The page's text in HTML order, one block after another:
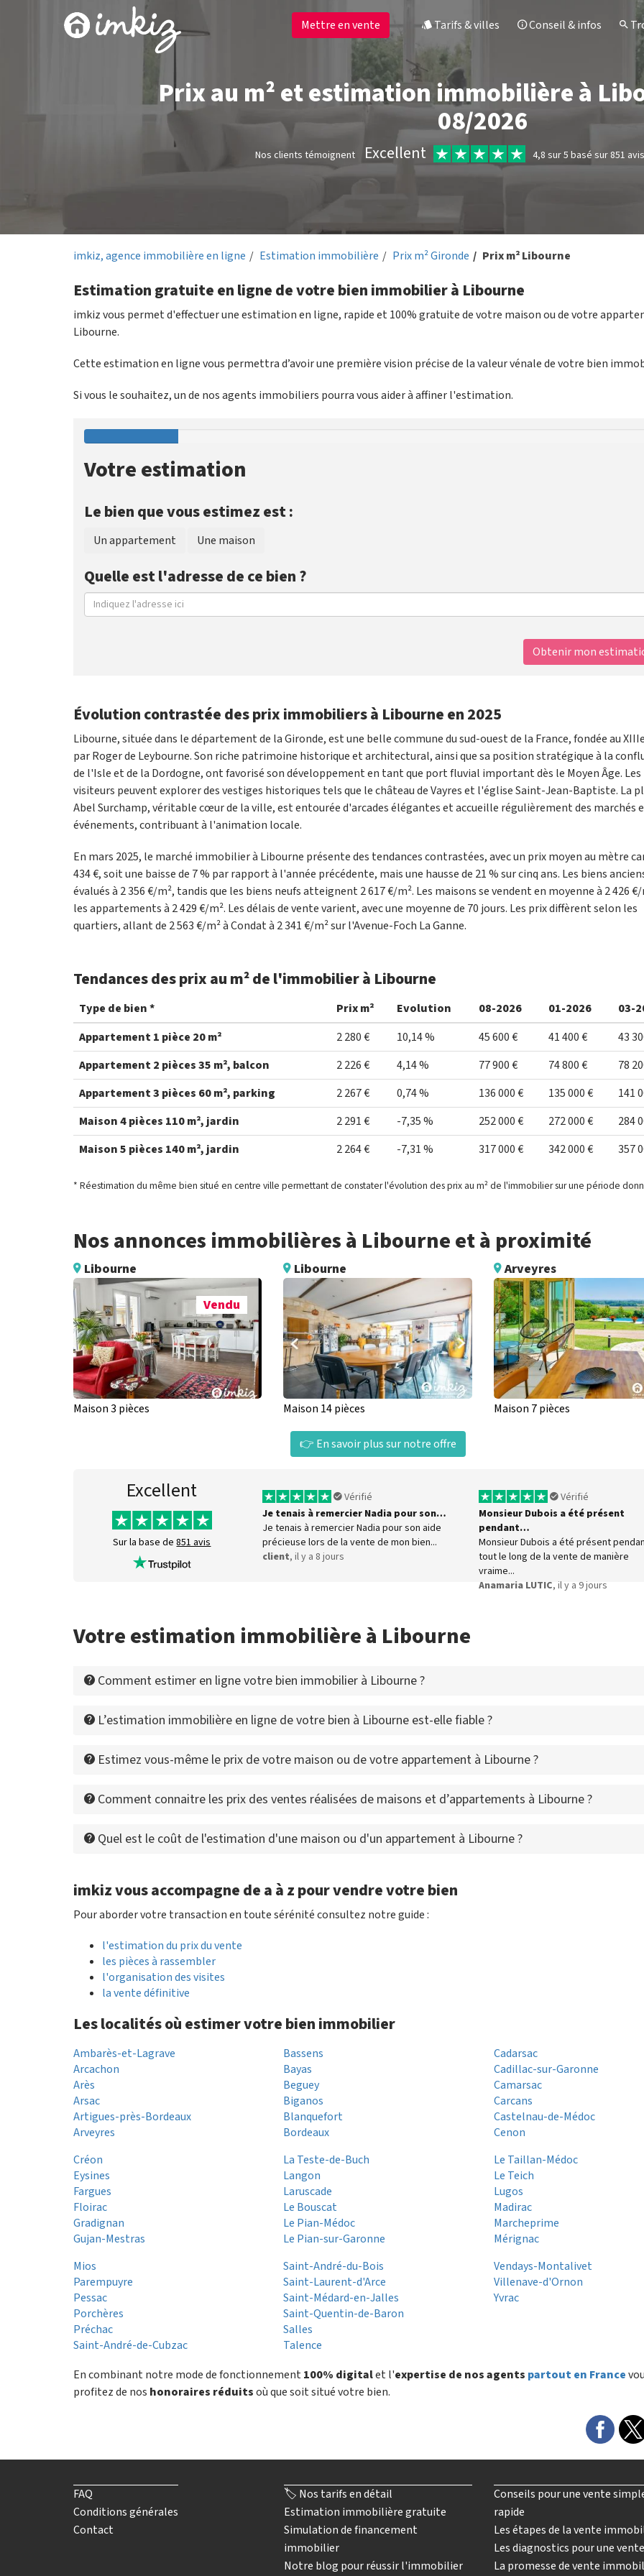
Mettre en vente Tarifs & villes Conseil & infos
Prix au m² et estimation immobilière à
08/2026
Nos clients témoignent Excellent 4,8 sur 5 basé sur 851
imkiz, agence immobilière en ligne Estimation immobilière Prix m² Gironde Prix m² Libourne
Estimation gratuite en ligne de votre bien immobilier à Libourne
imkiz vous permet d'effectuer une estimation en ligne, rapide et 100% gratuite de votre maison ou de votre
Libourne.
Cette estimation en ligne vous permettra d’avoir une première vision précise de la valeur vénale de votre bien
Si vous le souhaitez, un de nos agents immobiliers pourra vous aider à affiner l'estimation.
Votre estimation
Le bien que vous estimez est :
Un appartement Une maison
Quelle est l'adresse de ce bien ?
Obtenir mon
Évolution contrastée des prix immobiliers à Libourne en 2025
Libourne, située dans le département de la Gironde, est une belle commune du sud-ouest de la France, fondée au
par Roger de Leybourne. Son riche patrimoine historique et architectural, ainsi que sa position stratégique à la
de l'Isle et de la Dordogne, ont favorisé son développement en tant que port fluvial important dès le Moyen Âge. Les
visiteurs peuvent explorer des vestiges historiques tels que le château de Vayres et l'église Saint-Jean-Baptiste. La
Abel Surchamp, véritable cœur de la ville, est entourée d'arcades élégantes et accueille régulièrement des marchés
événements, contribuant à l'animation locale.
En mars 2025, le marché immobilier à Libourne présente des tendances contrastées, avec un prix moyen au mètre
434 €, soit une baisse de 7 % par rapport à l'année précédente, mais une hausse de 21 % sur cinq ans. Les biens
évalués à 2 356 €/m², tandis que les biens neufs atteignent 2 617 €/m². Les maisons se vendent en moyenne à 2 426
les appartements à 2 429 €/m². Les délais de vente varient, avec une moyenne de 70 jours. Les prix diffèrent selon les
quartiers, allant de 2 563 €/m² à Condat à 2 341 €/m² sur l'Avenue-Foch La Ganne.
Tendances des prix au m² de l'immobilier à Libourne
Type de bien * Prix m² Evolution 08-2026 01-2026
03-
Appartement 1 pièce 20 m²
2 280 € 10,14 % 45 600 € 41 400 €
43
Appartement 2 pièces 35 m², balcon
2 226 € 4,14 % 77 900 € 74 800 €
78
Appartement 3 pièces 60 m², parking
2 267 € 0,74 % 136 000 € 135 000 €
141
Maison 4 pièces 110 m², jardin
2 291 € -7,35 % 252 000 € 272 000 €
284
Maison 5 pièces 140 m², jardin
2 264 € -7,31 % 317 000 € 342 000 € 357
* Réestimation du même bien situé en centre ville permettant de constater l'évolution des prix au m² de l'immobilier sur une période
Nos annonces immobilières à Libourne et à proximité
Libourne
Vendu
Maison 3 pièces
Libourne
Maison 14 pièces
Arveyres
Maison 7 pièces
👉 En savoir plus sur notre offre
Excellent
Sur la base de851 avis
Vérifié
Je tenais à remercier Nadia pour son…
Je tenais à remercier Nadia pour son aide
précieuse lors de la vente de mon bien...
client, il y a 8 jours
Vérifié
Monsieur Dubois a été présent
pendant…
Monsieur Dubois a été présent
tout le long de la vente de manière
vraime...
Anamaria LUTIC, il y a 9 jours
Votre estimation immobilière à Libourne
Comment estimer en ligne votre bien immobilier à Libourne ?
L’estimation immobilière en ligne de votre bien à Libourne est-elle fiable ?
Estimez vous-même le prix de votre maison ou de votre appartement à Libourne ?
Comment connaitre les prix des ventes réalisées de maisons et d’appartements à Libourne ?
Quel est le coût de l'estimation d'une maison ou d'un appartement à Libourne ?
imkiz vous accompagne de a à z pour vendre votre bien
Pour aborder votre transaction en toute sérénité consultez notre guide :
l'estimation du prix du vente
les pièces à rassembler
l'organisation des visites
la vente définitive
Les localités où estimer votre bien immobilier
Ambarès-et-Lagrave
Arcachon
Arès
Arsac
Artigues-près-Bordeaux
Arveyres
Bassens
Bayas
Beguey
Biganos
Blanquefort
Bordeaux
Cadarsac
Cadillac-sur-Garonne
Camarsac
Carcans
Castelnau-de-Médoc
Cenon
Créon
Eysines
Fargues
Floirac
Gradignan
Gujan-Mestras
La Teste-de-Buch
Langon
Laruscade
Le Bouscat
Le Pian-Médoc
Le Pian-sur-Garonne
Le Taillan-Médoc
Le Teich
Lugos
Madirac
Marcheprime
Mérignac
Mios
Parempuyre
Pessac
Porchères
Préchac
Saint-André-de-Cubzac
Saint-André-du-Bois
Saint-Laurent-d'Arce
Saint-Médard-en-Jalles
Saint-Quentin-de-Baron
Salles
Talence
Vendays-Montalivet
Villenave-d'Ornon
Yvrac
En combinant notre mode de fonctionnement 100% digitalet l'expertise de nos agents partout en France
profitez de nos honoraires réduitsoù que soit situé votre bien.
FAQ
Conditions générales
Contact
🏷️ Nos tarifs en détail
Estimation immobilière gratuite
Simulation de financement
immobilier
Notre blog pour réussir l'immobilier
Conseils pour une vente
rapide
Les étapes de la vente
Les diagnostics pour une vente
La promesse de vente